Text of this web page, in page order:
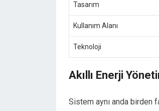
Tasarım
Kullanım Alanı
Teknoloji
Akıllı Enerji
Sistem aynı anda birden